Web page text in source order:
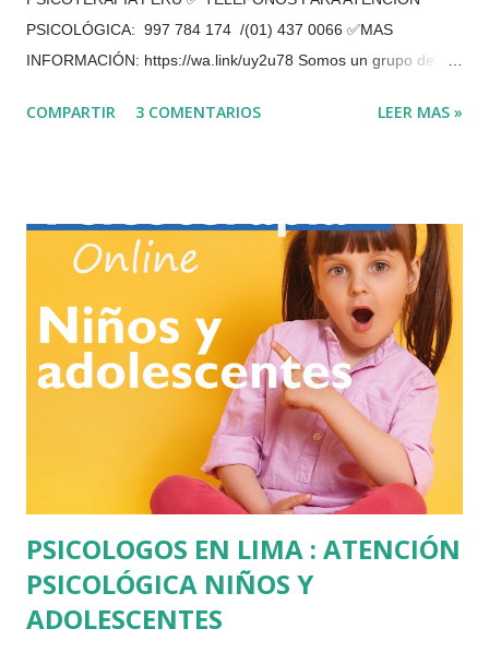
PSICOLÓGICA: 997 784 174 /(01) 437 0066 ✅MAS
INFORMACIÓN: https://wa.link/uy2u78 Somos un grupo de
psicológicas y evaluaciones en nuestro consultorio en San
las ventajas de la Terapia Online? Es un ahorro de tiempo
y económico en la movilidad hasta el consultorio.
Privacidad. Flexibilidad de horario. En la comodidad
del lugar donde te encuentres, Reiterar que no va a sentir
ningún tipo de preocupación, por el contagio de esta pandemia
que pronto se terminara. De esta manera vamos a superar
COMPARTIR 3 COMENTARIOS LEER MAS »
PSICOLOGOS EN LIMA : ATENCIÓN
PSICOLÓGICA NIÑOS Y
ADOLESCENTES